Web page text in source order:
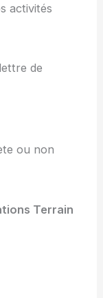
activités
de
ou non
Terrain